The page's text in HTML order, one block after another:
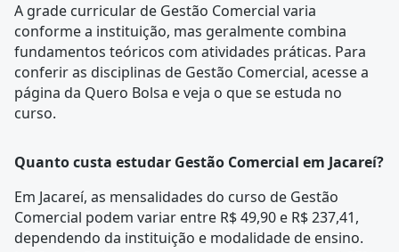
A grade curricularde Gestão Comercial varia
conforme a instituição, mas geralmente combina
fundamentos teóricos com atividades práticas. Para
conferir as disciplinas de Gestão Comercial, acesse a
página da Quero Bolsa e veja o que se estuda no
curso.
Quanto custa estudar Gestão Comercial em Jacareí?
Em Jacareí, as mensalidades do curso de Gestão
Comercial podem variar entre R$ 49,90 e R$ 237,41,
dependendo da instituição e modalidade de ensino.